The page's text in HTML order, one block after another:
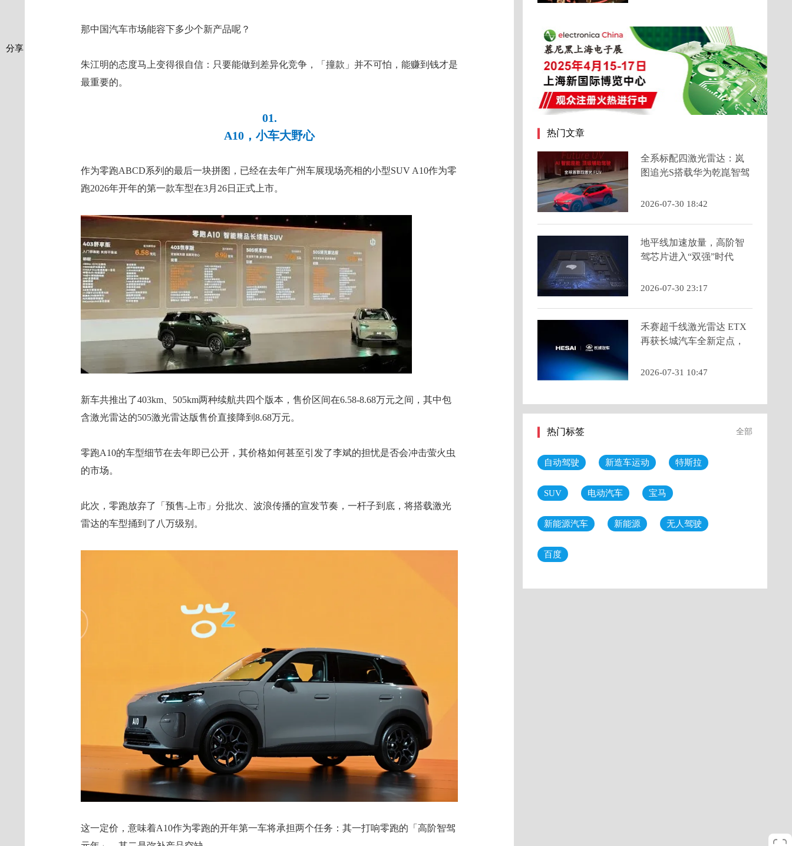
分享
那中国汽车市场能容下多少个新产品呢？
朱江明的态度马上变得很自信：只要能做到差异化竞争，「撞款」并不可怕，能赚到钱才是
最重要的。
01.
A10，小车大野心
作为零跑ABCD系列的最后一块拼图，已经在去年广州车展现场亮相的小型SUV A10作为零
跑2026年开年的第一款车型在3月26日正式上市。
新车共推出了403km、505km两种续航共四个版本，售价区间在6.58-8.68万元之间，其中包
含激光雷达的505激光雷达版售价直接降到8.68万元。
零跑A10的车型细节在去年即已公开，其价格如何甚至引发了李斌的担忧是否会冲击萤火虫
的市场。
此次，零跑放弃了「预售-上市」分批次、波浪传播的宣发节奏，一杆子到底，将搭载激光
雷达的车型捅到了八万级别。
这一定价，意味着A10作为零跑的开年第一车将承担两个任务：其一打响零跑的「高阶智驾
热门文章
全系标配四激光雷达：岚
图追光S搭载华为乾崑智驾
FUV新品类
2026-07-30 18:42
地平线加速放量，高阶智
驾芯片进入“双强”时代
2026-07-30 23:17
禾赛超千线激光雷达 ETX
再获长城汽车全新定点，
2026-07-31 10:47
热门标签 全部
自动驾驶 新造车运动 特斯拉
SUV 电动汽车 宝马
新能源汽车 新能源 无人驾驶
百度